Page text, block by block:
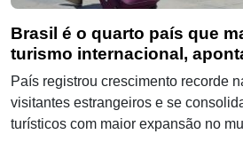
Brasil é o quarto país que
turismo internacional,
País registrou crescimento recorde
visitantes estrangeiros e se
turísticos com maior expansão no